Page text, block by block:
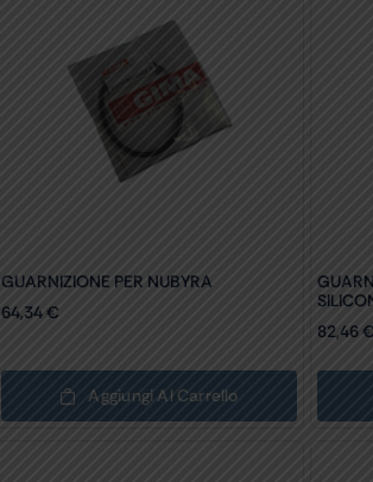
GUARNIZIONE PER NUBYRA
64,34€
Aggiungi Al Carrello
82,46€